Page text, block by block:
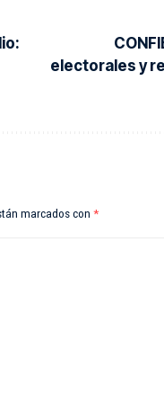
electorales y
marcados con *